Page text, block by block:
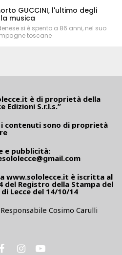
GUCCINI, l'ultimo degli
musica
si è spento a 86 anni, nel suo
toscane
è di proprietà della
Edizioni S.r.l.s.”
contenuti sono di proprietà
e pubblicità:
www.sololecce.it è iscritta al
del Registro della Stampa del
Lecce del 14/10/14
Cosimo Carulli